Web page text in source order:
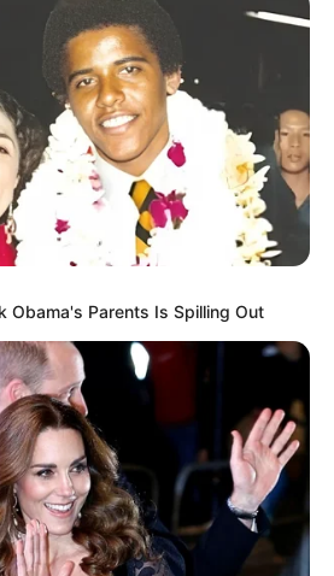
Konyol
Malam
yang Bikin
Obama's Parents Is Spilling Out